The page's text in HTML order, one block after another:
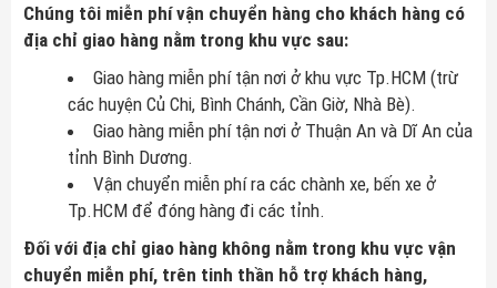
Chúng tôi miễn phí vận chuyển hàng cho khách hàng có
địa chỉ giao hàng nằm trong khu vực sau:
Giao hàng miễn phí tận nơi ở khu vực Tp.HCM (trừ
các huyện Củ Chi, Bình Chánh, Cần Giờ, Nhà Bè).
Giao hàng miễn phí tận nơi ở Thuận An và Dĩ An của
tỉnh Bình Dương.
Vận chuyển miễn phí ra các chành xe, bến xe ở
Tp.HCM để đóng hàng đi các tỉnh.
Đối với địa chỉ giao hàng không nằm trong khu vực vận
chuyển miễn phí, trên tinh thần hỗ trợ khách hàng,